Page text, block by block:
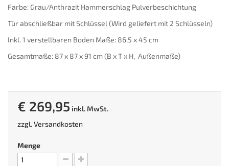
Farbe: Grau/Anthrazit Hammerschlag Pulverbeschichtung
Tür abschließbar mit Schlüssel (Wird geliefert mit 2 Schlüsseln)
Inkl. 1 verstellbaren Boden Maße: 86,5 x 45 cm
Gesamtmaße: 87 x 87 x 91 cm (B x T x H, Außenmaße)
€ 269,95 inkl. MwSt.
zzgl.Versandkosten
Menge